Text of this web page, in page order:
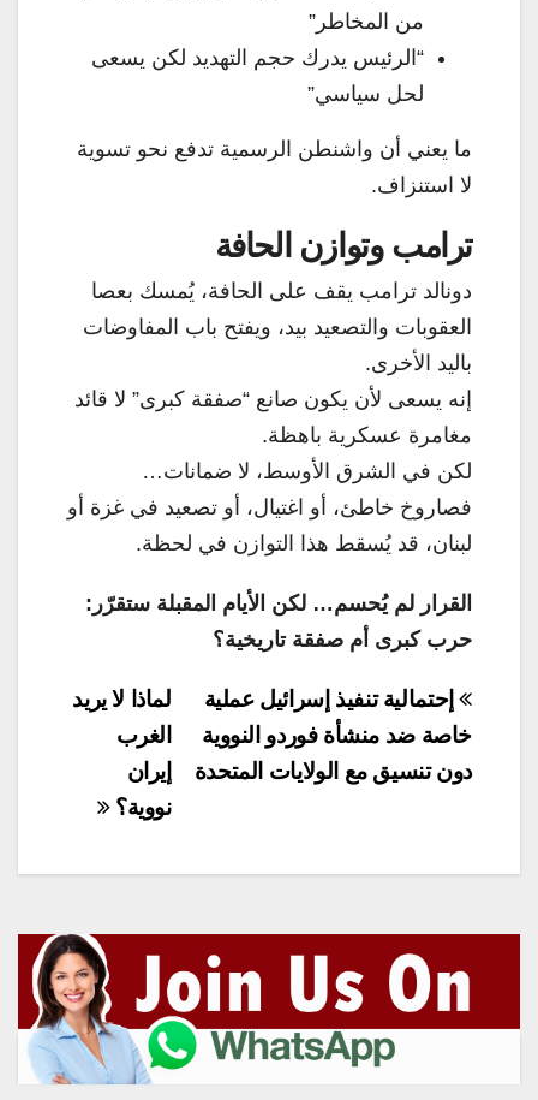
من المخاطر”
“الرئيس يدرك حجم التهديد لكن يسعى
لحل سياسي”
ما يعني أن واشنطن الرسمية تدفع نحو تسوية
لا استنزاف.
ترامب وتوازن الحافة
دونالد ترامب يقف على الحافة، يُمسك بعصا
العقوبات والتصعيد بيد، ويفتح باب المفاوضات
باليد الأخرى.
إنه يسعى لأن يكون صانع “صفقة كبرى” لا قائد
مغامرة عسكرية باهظة.
لكن في الشرق الأوسط، لا ضمانات…
فصاروخ خاطئ، أو اغتيال، أو تصعيد في غزة أو
لبنان، قد يُسقط هذا التوازن في لحظة.
القرار لم يُحسم… لكن الأيام المقبلة ستقرّر:
حرب كبرى أم صفقة تاريخية؟
تصفّح
المقالات
لماذا لا يريد
الغرب
إيران
نووية؟
إحتمالية تنفيذ إسرائيل عملية
خاصة ضد منشأة فوردو النووية
دون تنسيق مع الولايات المتحدة